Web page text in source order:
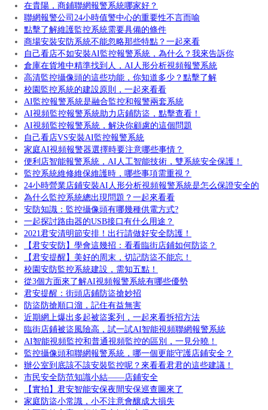
在貴陽，商鋪聯網報警系統哪家好？
聯網報警公司24小時值警中心的重要性不言而喻
點擊了解維護監控系統需要具備的條件
商場安裝安防系統不能忽略那些特點？一起來看
自己看店不如安裝AI監控報警系統，為什么？我來告訴你
倉庫在貨堆中精準找到人，AI人形分析視頻報警系統
高清監控攝像頭的這些功能，你知道多少？點擊了解
校園監控系統的建設原則，一起來看看
AI監控報警系統是融合監控和報警兩套系統
AI視頻監控報警系統助力店鋪防盜，點擊查看！
AI視頻監控報警系統，解決你顧慮的這個問題
自己看店VS安裝AI監控報警系統
家庭AI視頻報警器選擇時要注意哪些事情？
便利店智能報警系統，AI人工智能技術，雙系統安全保護！
監控系統維修維保維護時，哪些事項需重視？
24小時營業店鋪安裝AI人形分析視頻報警系統是怎么保證安全的
為什么監控系統總出現問題？一起來看看
安防知識：監控攝像頭有哪幾種供電方式?
一起探討路由器的USB接口有什么用途？
2021君安清明節安排！出行請做好安全防護！
【君安安防】學會這幾招：看看臨街店鋪如何防盜？
【君安提醒】美好的周末，切記防盜不能忘！
校園安防監控系統建設，需知五點！
從3個方面來了解AI視頻報警系統有哪些優勢
君安提醒：街頭店鋪防盜搶妙招
防盜防搶順口溜，記住有益無害
近期網上爆出多起被盜案列，一起來看拆招方法
臨街店鋪被盜風險高，試一試AI智能視頻聯網報警系統
AI智能視頻監控和普通視頻監控的區別，一見分曉！
監控攝像頭和聯網報警系統，哪一個更能守護店鋪安全？
辦公室到底該不該安裝監控呢？來看看君君的這些建議！
市民安全防范知識小結——店鋪安全
【實拍】君安智能安保夜間安保巡查圖來了
家庭防盜小常識，小不注意會釀成大損失